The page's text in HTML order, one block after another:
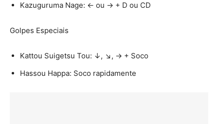
Kazuguruma Nage: ← ou → + D ou CD
Golpes Especiais
Kattou Suigetsu Tou: ↓, ↘, → + Soco
Hassou Happa: Soco rapidamente